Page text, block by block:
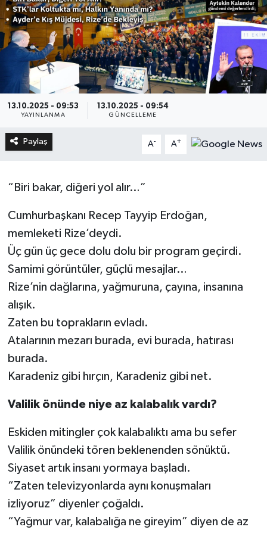
13.10.2025 - 09:53
YAYINLANMA
13.10.2025 - 09:54
GÜNCELLEME
Paylaş A- A+
“Biri bakar, diğeri yol alır…”
Cumhurbaşkanı Recep Tayyip Erdoğan,
memleketi Rize’deydi.
Üç gün üç gece dolu dolu bir program geçirdi.
Samimi görüntüler, güçlü mesajlar…
Rize’nin dağlarına, yağmuruna, çayına, insanına
alışık.
Zaten bu toprakların evladı.
Atalarının mezarı burada, evi burada, hatırası
burada.
Karadeniz gibi hırçın, Karadeniz gibi net.
Valilik önünde niye az kalabalık vardı?
Eskiden mitingler çok kalabalıktı ama bu sefer
Valilik önündeki tören beklenenden sönüktü.
Siyaset artık insanı yormaya başladı.
“Zaten televizyonlarda aynı konuşmaları
izliyoruz” diyenler çoğaldı.
“Yağmur var, kalabalığa ne gireyim” diyen de az